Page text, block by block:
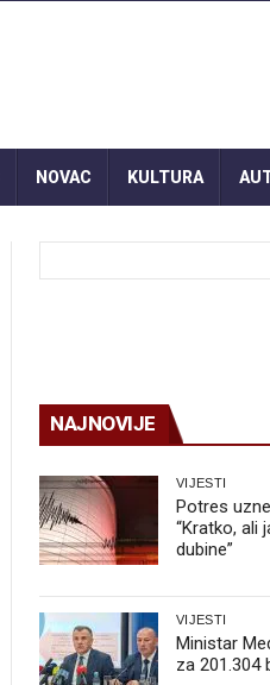
NOVAC KULTURA
NAJNOVIJE
VIJESTI
Potres
“Kratko, ali
dubine”
VIJESTI
Ministar
za 201.304